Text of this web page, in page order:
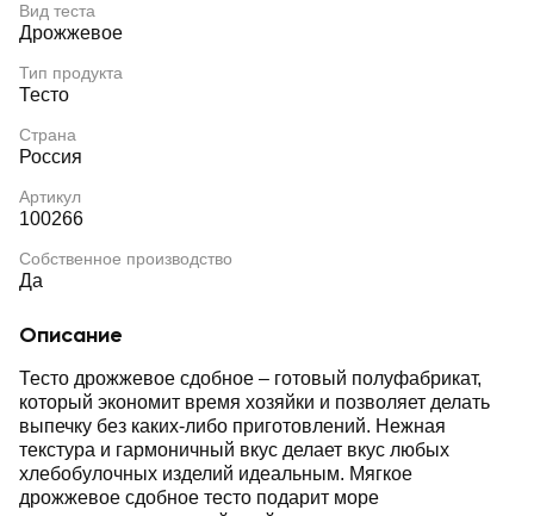
Вид теста
Дрожжевое
Тип продукта
Тесто
Страна
Россия
Артикул
100266
Собственное производство
Да
Описание
Тесто дрожжевое сдобное – готовый полуфабрикат,
который экономит время хозяйки и позволяет делать
выпечку без каких-либо приготовлений. Нежная
текстура и гармоничный вкус делает вкус любых
хлебобулочных изделий идеальным. Мягкое
дрожжевое сдобное тесто подарит море